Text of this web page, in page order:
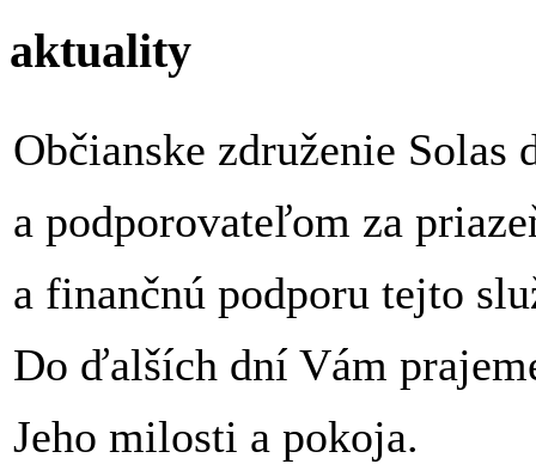
aktuality
Občianske združenie
a podporovateľom za
a finančnú podporu tejto
Do ďalších dní Vám
Jeho milosti a pokoja.